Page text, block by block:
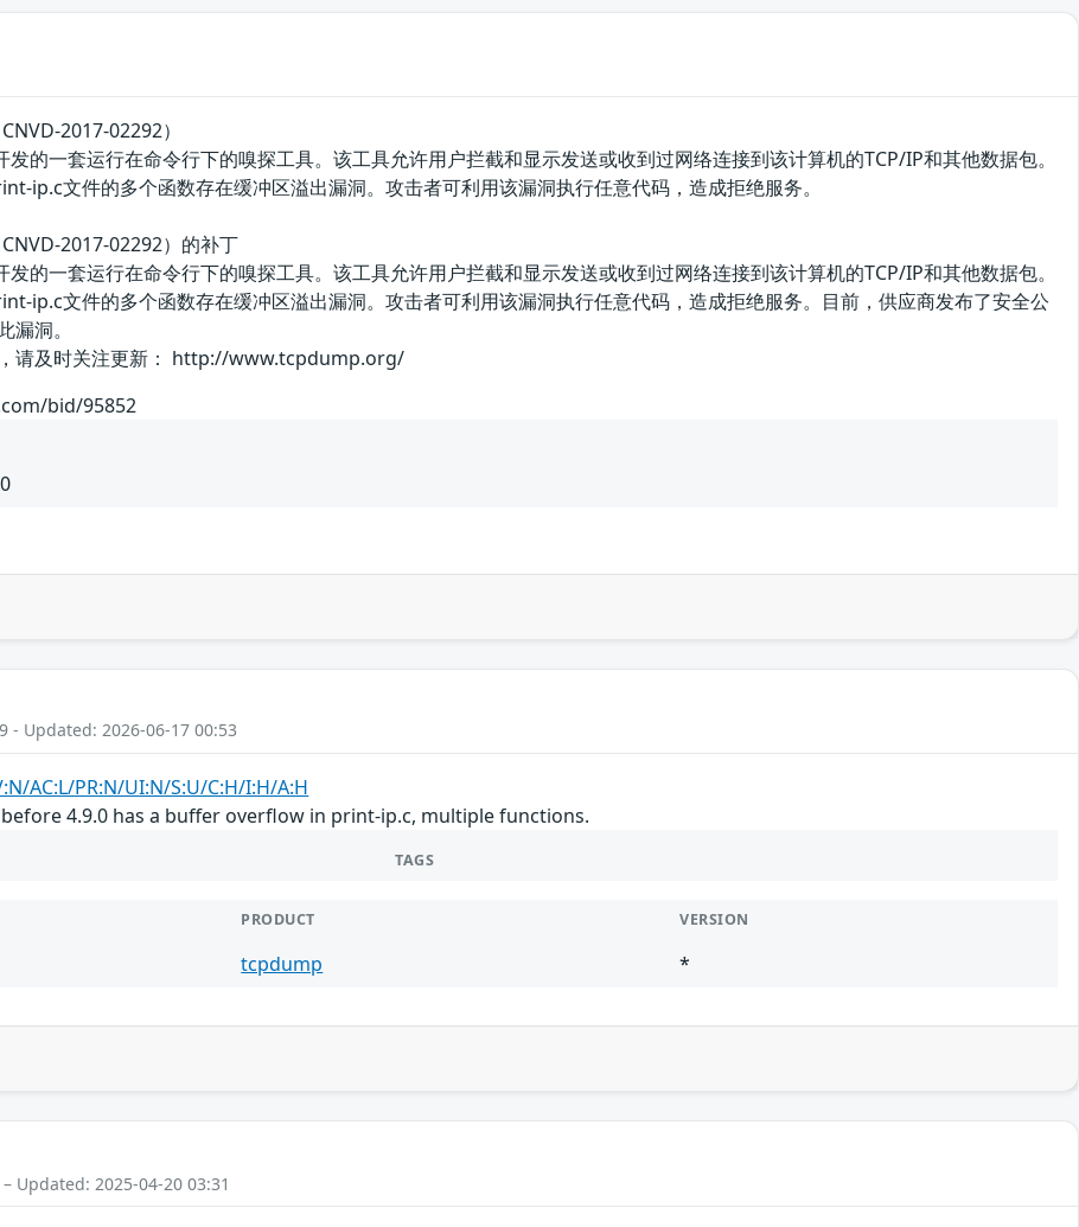
2017-02292）
的一套运行在命令行下的嗅探工具。该工具允许用户拦截和显示发送或收到过网络连接到该计算机的TCP/IP和其他数据包。
ip.c文件的多个函数存在缓冲区溢出漏洞。攻击者可利用该漏洞执行任意代码，造成拒绝服务。
2017-02292）的补丁
的一套运行在命令行下的嗅探工具。该工具允许用户拦截和显示发送或收到过网络连接到该计算机的TCP/IP和其他数据包。
ip.c文件的多个函数存在缓冲区溢出漏洞。攻击者可利用该漏洞执行任意代码，造成拒绝服务。目前，供应商发布了安全公
洞。
请及时关注更新： http://www.tcpdump.org/
bid/95852
- Updated: 2026-06-17 00:53
AC:L/PR:N/UI:N/S:U/C:H/I:H/A:H
4.9.0 has a buffer overflow in print-ip.c, multiple functions.
TAGS
PRODUCT VERSION
tcpdump *
Updated: 2025-04-20 03:31